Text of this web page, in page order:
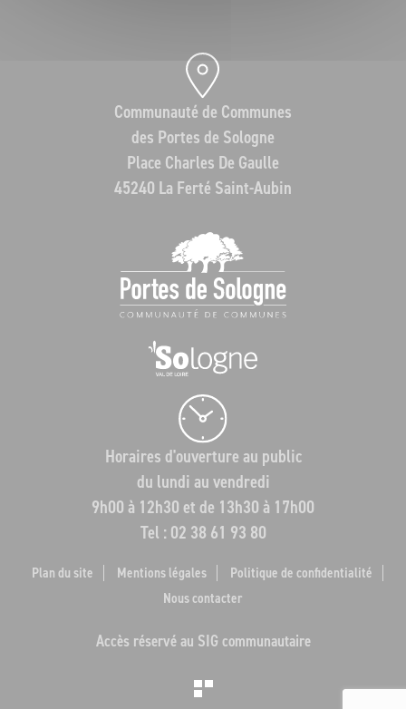
Communauté de Communes
des Portes de Sologne
Place Charles De Gaulle
45240 La Ferté Saint-Aubin
Horaires d'ouverture au public
du lundi au vendredi
9h00 à 12h30 et de 13h30 à 17h00
Tel : 02 38 61 93 80
Plan du site Mentions légales
Politique de confidentialité
Nous contacter
Accès réservé au SIG communautaire